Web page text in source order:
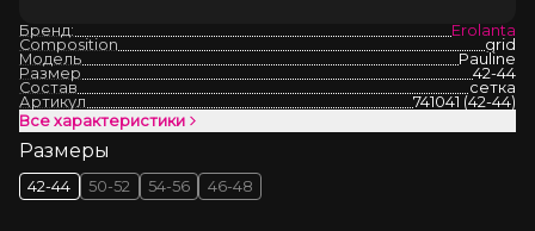
Бренд:
Erolanta
Composition
grid
Модель
Pauline
Размер
42-44
Состав
сетка
Артикул
741041 (42-44)
Все характеристики
Размеры
42-44 50-52 54-56 46-48